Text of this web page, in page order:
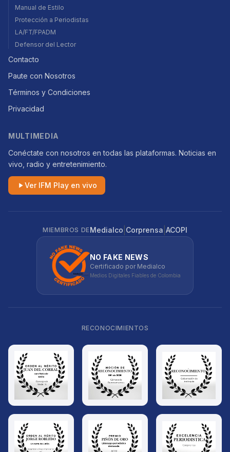
Manual de Estilo
Protección a Periodistas
LA/FT/FPADM
Defensor del Lector
Contacto
Paute con Nosotros
Términos y Condiciones
Privacidad
MULTIMEDIA
Conéctate con nosotros en todas las plataformas. Noticias en
vivo, radio y entretenimiento.
Ver IFM Play en vivo
MIEMBROS DEMedialco Corprensa ACOPI
NO FAKE NEWS
Certificado por Medialco
Medios Digitales Fiables de Colombia
RECONOCIMIENTOS